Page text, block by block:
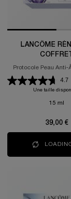
LANCÔME
COFFRET
Protocole Peau Anti-
Performance
4.7
Une taille
15 ml
39,00 €